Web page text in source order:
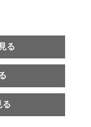
る
る